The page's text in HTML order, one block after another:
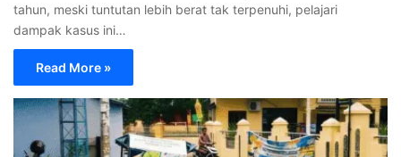
tahun, meski tuntutan lebih berat tak terpenuhi, pelajari
dampak kasus ini…
Read More »